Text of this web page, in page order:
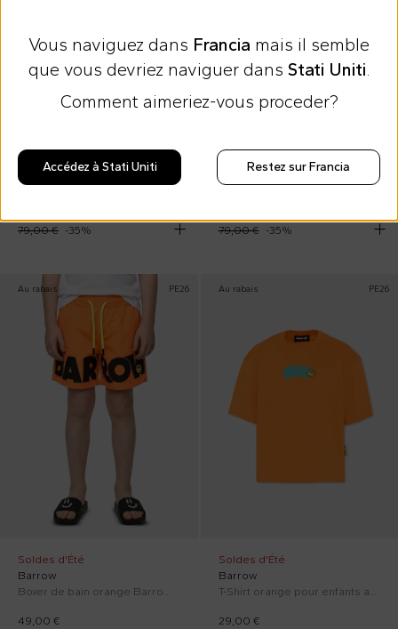
20 % Extra au panier
Barrow
Ensemble de sport multicolore pour Bébé Garçon avec ourson
79,00 € -35%
20 % Extra au panier
Barrow
Ensemble de sport noir pour Bébé Garçon avec ourson
79,00 €
-35%
Au rabais PE26
Soldes d'Été
Barrow
Boxer de bain orange Barrow pour garçon
49,00 €
Au rabais PE26
Soldes d'Été
Barrow
T-Shirt orange pour enfants avec logo
29,00 €
Vous naviguez dans Francia mais il semble
que vous devriez naviguer dans Stati Uniti
Comment aimeriez-vous proceder?
Accédez à Stati Uniti Restez sur Francia